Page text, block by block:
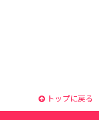
トップに戻る